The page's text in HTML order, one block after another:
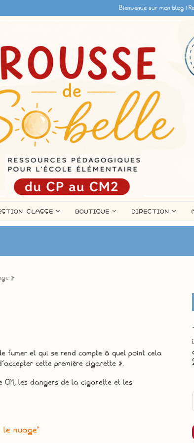
Bienvenue sur mon blog !
CLASSE BOUTIQUE DIRECTION
»
fumer et qui se rend compte à quel point cela
cette première cigarette ».
les dangers de la cigarette et les